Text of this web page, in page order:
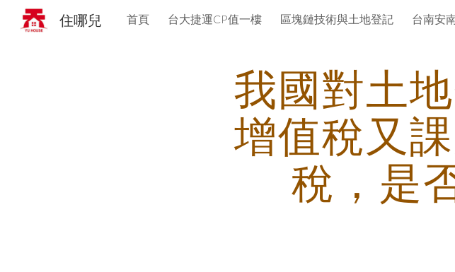
Skip to main content
住哪兒 首頁 台大捷運CP值一樓 區塊鏈技術與土地登記 台南安
我國對土
增值稅又
稅，是